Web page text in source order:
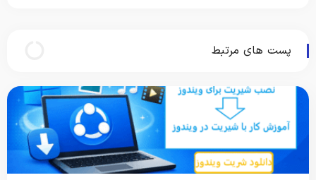
پست های مرتبط